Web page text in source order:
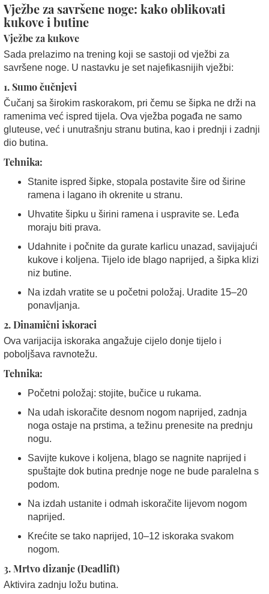
Vježbe za savršene noge: kako oblikovati
kukove i butine
Vježbe za kukove
Sada prelazimo na trening koji se sastoji od vježbi za
savršene noge. U nastavku je set najefikasnijih vježbi:
1. Sumo čučnjevi
Čučanj sa širokim raskorakom, pri čemu se šipka ne drži na
ramenima već ispred tijela. Ova vježba pogađa ne samo
gluteuse, već i unutrašnju stranu butina, kao i prednji i zadnji
dio butina.
Tehnika:
Stanite ispred šipke, stopala postavite šire od širine
ramena i lagano ih okrenite u stranu.
Uhvatite šipku u širini ramena i uspravite se. Leđa
moraju biti prava.
Udahnite i počnite da gurate karlicu unazad, savijajući
kukove i koljena. Tijelo ide blago naprijed, a šipka klizi
niz butine.
Na izdah vratite se u početni položaj. Uradite 15–20
ponavljanja.
2. Dinamični iskoraci
Ova varijacija iskoraka angažuje cijelo donje tijelo i
poboljšava ravnotežu.
Tehnika:
Početni položaj: stojite, bučice u rukama.
Na udah iskoračite desnom nogom naprijed, zadnja
noga ostaje na prstima, a težinu prenesite na prednju
nogu.
Savijte kukove i koljena, blago se nagnite naprijed i
spuštajte dok butina prednje noge ne bude paralelna s
podom.
Na izdah ustanite i odmah iskoračite lijevom nogom
naprijed.
Krećite se tako naprijed, 10–12 iskoraka svakom
nogom.
3. Mrtvo dizanje (Deadlift)
Aktivira zadnju ložu butina.